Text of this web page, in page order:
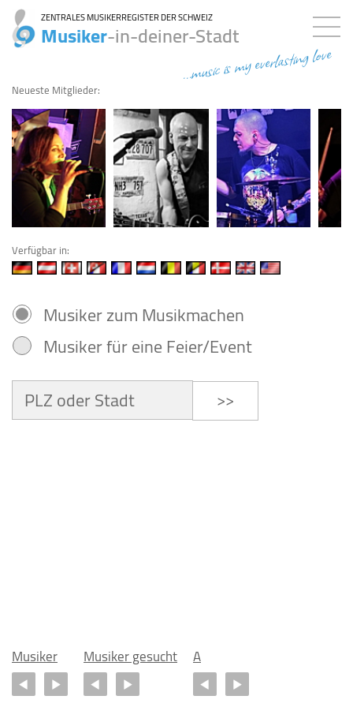
ZENTRALES MUSIKERREGISTER DER SCHWEIZ
Musiker-in-deiner-Stadt
...music is my everlasting love
Neueste Mitglieder:
Verfügbar in:
Musiker zum Musikmachen
Musiker für eine Feier/Event
>>
Musiker Musiker gesucht A